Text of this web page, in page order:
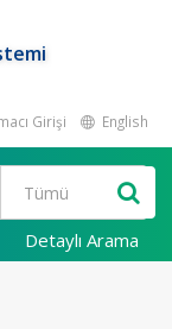
Girişi English
Detaylı Arama